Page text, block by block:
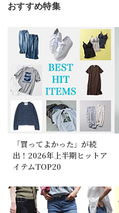
おすすめ特集
「買ってよかった」が続
出！2026年上半期ヒットア
イテムTOP20